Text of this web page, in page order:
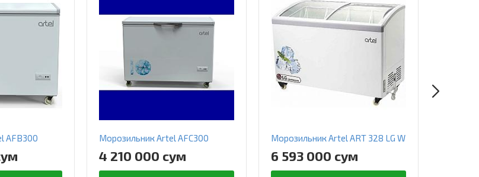
AFB300 Морозильник Artel AFC300
4 210 000 сум
Морозильник Artel ART 328 LG W
6 593 000 сум